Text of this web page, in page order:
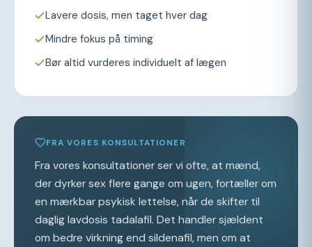
Lavere dosis, men taget hver dag
Mindre fokus på timing
Bør altid vurderes individuelt af lægen
FRA VORES KONSULTATIONER
Fra vores konsultationer ser vi ofte, at mænd,
der dyrker sex flere gange om ugen, fortæller om
en mærkbar psykisk lettelse, når de skifter til
daglig lavdosis tadalafil. Det handler sjældent
om bedre virkning end sildenafil, men om at